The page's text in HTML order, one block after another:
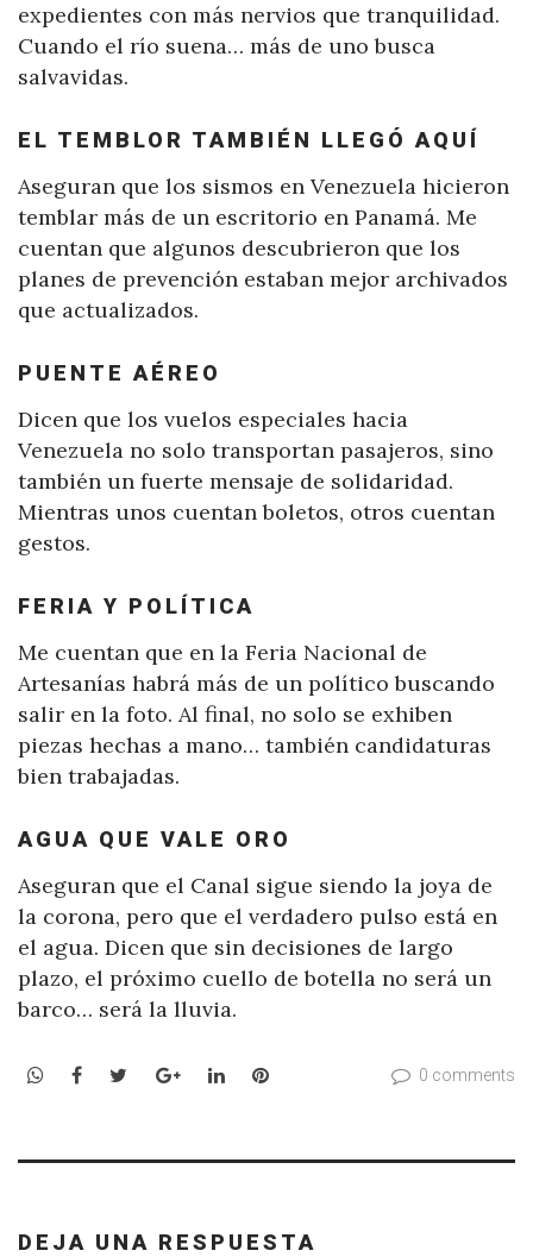
expedientes con más nervios que tranquilidad.
Cuando el río suena… más de uno busca
salvavidas.
EL TEMBLOR TAMBIÉN LLEGÓ AQUÍ
Aseguran que los sismos en Venezuela hicieron
temblar más de un escritorio en Panamá. Me
cuentan que algunos descubrieron que los
planes de prevención estaban mejor archivados
que actualizados.
PUENTE AÉREO
Dicen que los vuelos especiales hacia
Venezuela no solo transportan pasajeros, sino
también un fuerte mensaje de solidaridad.
Mientras unos cuentan boletos, otros cuentan
gestos.
FERIA Y POLÍTICA
Me cuentan que en la Feria Nacional de
Artesanías habrá más de un político buscando
salir en la foto. Al final, no solo se exhiben
piezas hechas a mano… también candidaturas
bien trabajadas.
AGUA QUE VALE ORO
Aseguran que el Canal sigue siendo la joya de
la corona, pero que el verdadero pulso está en
el agua. Dicen que sin decisiones de largo
plazo, el próximo cuello de botella no será un
barco… será la lluvia.
WhatsApp
Facebook
TwitterGoogle+LinkedInPinterest 0 comments
DEJA UNA RESPUESTA